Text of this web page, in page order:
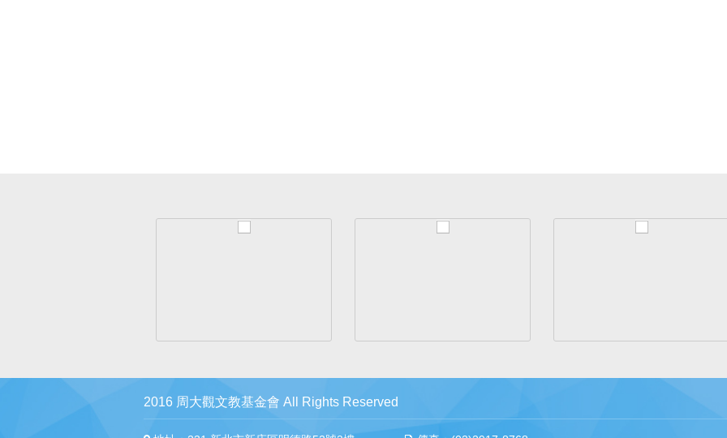
2016 周大觀文教基金會 All Rights Reserved